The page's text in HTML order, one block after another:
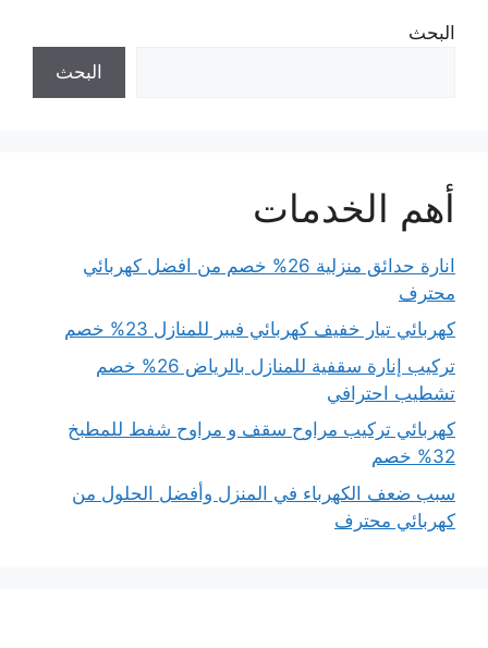
البحث
البحث
أهم الخدمات
انارة حدائق منزلية 26% خصم من افضل كهربائي
محترف
كهربائي تيار خفيف كهربائي فيبر للمنازل 23% خصم
تركيب إنارة سقفية للمنازل بالرياض 26% خصم
تشطيب احترافي
كهربائي تركيب مراوح سقف و مراوح شفط للمطبخ
32% خصم
سبب ضعف الكهرباء في المنزل وأفضل الحلول من
كهربائي محترف